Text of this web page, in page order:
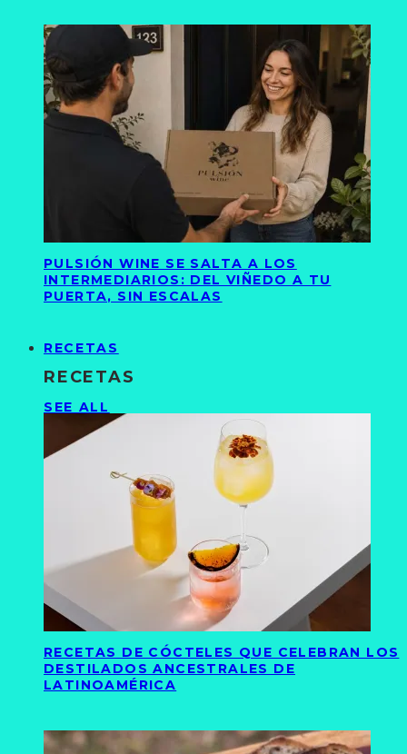
PULSIÓN WINE SE SALTA A LOS
INTERMEDIARIOS: DEL VIÑEDO A TU
PUERTA, SIN ESCALAS
RECETAS
RECETAS
SEE ALL
RECETAS DE CÓCTELES QUE CELEBRAN LOS
DESTILADOS ANCESTRALES DE
LATINOAMÉRICA